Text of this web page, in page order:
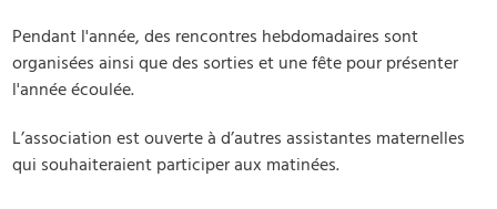
Pendant l'année, des rencontres hebdomadaires sont
organisées ainsi que des sorties et une fête pour présenter
l'année écoulée.
L’association est ouverte à d’autres assistantes maternelles
qui souhaiteraient participer aux matinées.